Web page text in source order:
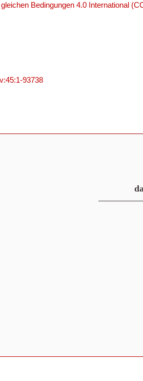
Bedingungen 4.0 International
93738